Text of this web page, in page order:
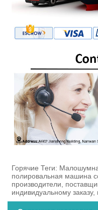
Горячие Теги:
полировальная машина
производители,
индивидуальному заказу,